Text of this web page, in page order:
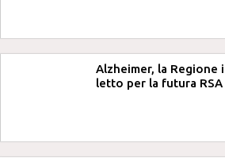
Alzheimer, la Regione
letto per la futura RSA